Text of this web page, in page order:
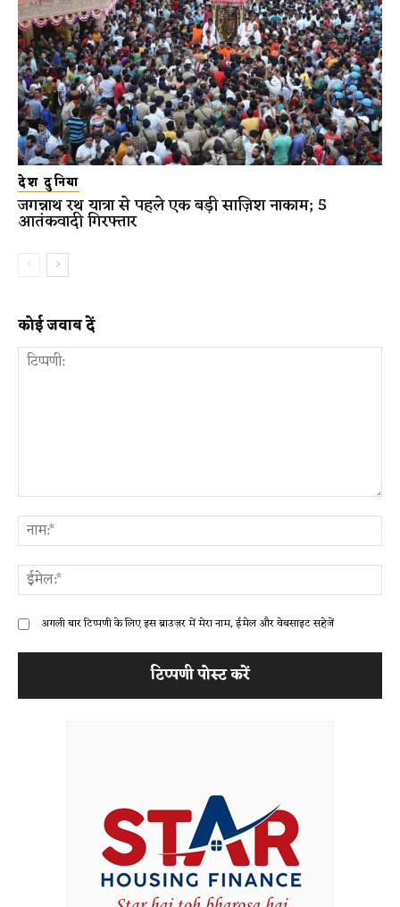
देश दुनिया
जगन्नाथ रथ यात्रा से पहले एक बड़ी साज़िश नाकाम; 5
आतंकवादी गिरफ्तार
कोई जवाब दें
अगली बार टिप्पणी के लिए इस ब्राउज़र में मेरा नाम, ईमेल और वेबसाइट सहेजें